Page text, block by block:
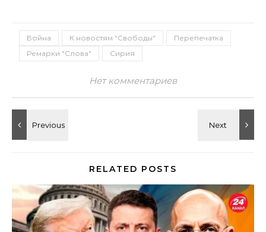
Война К новостям "Свободы"
Перепечатка
Ремарки "Слова"
Сирия
Нет комментариев
RELATED POSTS